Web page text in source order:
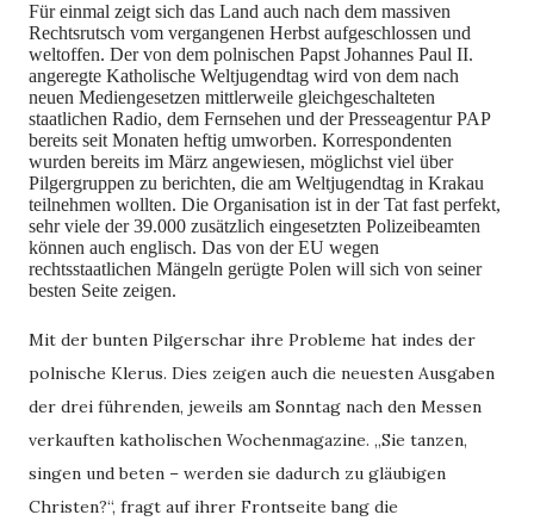
Für einmal zeigt sich das Land auch nach dem massiven
Rechtsrutsch vom vergangenen Herbst aufgeschlossen und
weltoffen. Der von dem polnischen Papst Johannes Paul II.
angeregte Katholische Weltjugendtag wird von dem nach
neuen Mediengesetzen mittlerweile gleichgeschalteten
staatlichen Radio, dem Fernsehen und der Presseagentur PAP
bereits seit Monaten heftig umworben. Korrespondenten
wurden bereits im März angewiesen, möglichst viel über
Pilgergruppen zu berichten, die am Weltjugendtag in Krakau
teilnehmen wollten. Die Organisation ist in der Tat fast perfekt,
sehr viele der 39.000 zusätzlich eingesetzten Polizeibeamten
können auch englisch. Das von der EU wegen
rechtsstaatlichen Mängeln gerügte Polen will sich von seiner
besten Seite zeigen.
Mit der bunten Pilgerschar ihre Probleme hat indes der
polnische Klerus. Dies zeigen auch die neuesten Ausgaben
der drei führenden, jeweils am Sonntag nach den Messen
verkauften katholischen Wochenmagazine. „Sie tanzen,
singen und beten – werden sie dadurch zu gläubigen
Christen?“, fragt auf ihrer Frontseite bang die